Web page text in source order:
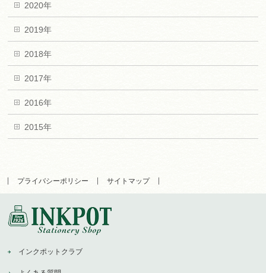
2020年
2019年
2018年
2017年
2016年
2015年
プライバシーポリシー サイトマップ
インクポットクラブ